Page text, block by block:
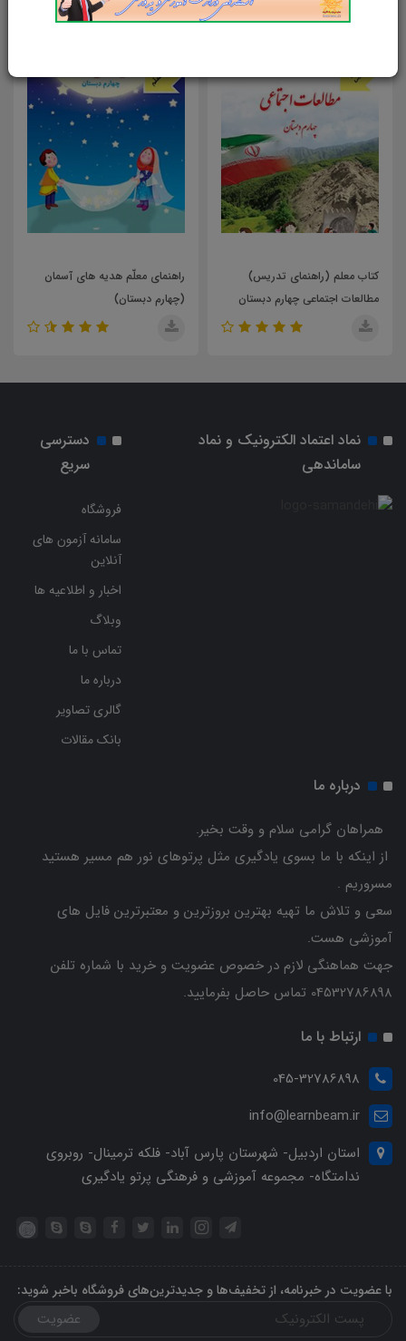
کتاب معلم (راهنمای تدریس)
مطالعات اجتماعی چهارم دبستان
راهنمای معلّم هدیه های آسمان
(چهارم دبستان)
نماد اعتماد الکترونیک و نماد
ساماندهی
دسترسی
سریع
فروشگاه
سامانه آزمون های
آنلاین
اخبار و اطلاعیه ها
وبلاگ
تماس با ما
درباره ما
گالری تصاویر
بانک مقالات
درباره ما
همراهان گرامی سلام و وقت بخیر.
از اینکه با ما بسوی یادگیری مثل پرتوهای نور هم مسیر هستید
مسروریم .
سعی و تلاش ما تهیه بهترین بروزترین و معتبرترین فایل های
آموزشی هست.
جهت هماهنگی لازم در خصوص عضویت و خرید با شماره تلفن
04532786898 تماس حاصل بفرمایید.
ارتباط با ما
045-32786898
info@learnbeam.ir
استان اردبیل- شهرستان پارس آباد- فلکه ترمینال- روبروی
ندامتگاه- مجموعه آموزشی و فرهنگی پرتو یادگیری
با عضویت در خبرنامه، از تخفیف‌ها و جدیدترین‌های فروشگاه باخبر شوید:
عضویت